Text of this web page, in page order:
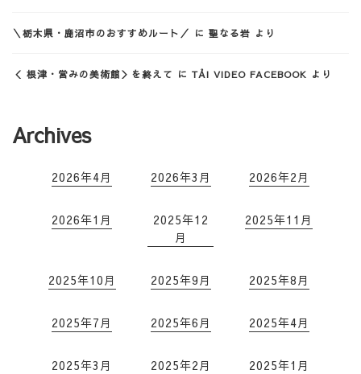
＼栃木県・鹿沼市のおすすめルート／ に 聖なる岩 より
＜ 根津・営みの美術館＞を終えて に TẢI VIDEO FACEBOOK より
Archives
2026年4月 2026年3月 2026年2月
2026年1月
2025年12
月
2025年11月
2025年10月 2025年9月 2025年8月
2025年7月 2025年6月 2025年4月
2025年3月 2025年2月 2025年1月